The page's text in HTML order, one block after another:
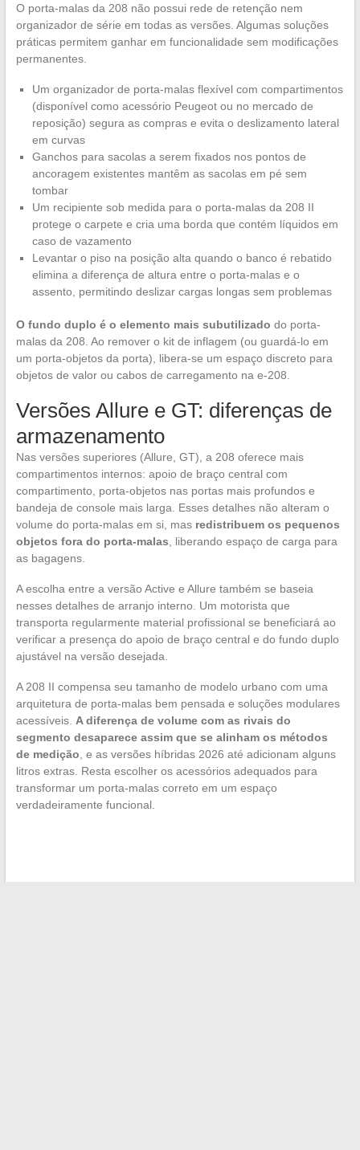
O porta-malas da 208 não possui rede de retenção nem
organizador de série em todas as versões. Algumas soluções
práticas permitem ganhar em funcionalidade sem modificações
permanentes.
Um organizador de porta-malas flexível com compartimentos
(disponível como acessório Peugeot ou no mercado de
reposição) segura as compras e evita o deslizamento lateral
em curvas
Ganchos para sacolas a serem fixados nos pontos de
ancoragem existentes mantêm as sacolas em pé sem
tombar
Um recipiente sob medida para o porta-malas da 208 II
protege o carpete e cria uma borda que contém líquidos em
caso de vazamento
Levantar o piso na posição alta quando o banco é rebatido
elimina a diferença de altura entre o porta-malas e o
assento, permitindo deslizar cargas longas sem problemas
O fundo duplo é o elemento mais subutilizado do porta-
malas da 208. Ao remover o kit de inflagem (ou guardá-lo em
um porta-objetos da porta), libera-se um espaço discreto para
objetos de valor ou cabos de carregamento na e-208.
Versões Allure e GT: diferenças de
armazenamento
Nas versões superiores (Allure, GT), a 208 oferece mais
compartimentos internos: apoio de braço central com
compartimento, porta-objetos nas portas mais profundos e
bandeja de console mais larga. Esses detalhes não alteram o
volume do porta-malas em si, mas redistribuem os pequenos
objetos fora do porta-malas, liberando espaço de carga para
as bagagens.
A escolha entre a versão Active e Allure também se baseia
nesses detalhes de arranjo interno. Um motorista que
transporta regularmente material profissional se beneficiará ao
verificar a presença do apoio de braço central e do fundo duplo
ajustável na versão desejada.
A 208 II compensa seu tamanho de modelo urbano com uma
arquitetura de porta-malas bem pensada e soluções modulares
acessíveis. A diferença de volume com as rivais do
segmento desaparece assim que se alinham os métodos
de medição, e as versões híbridas 2026 até adicionam alguns
litros extras. Resta escolher os acessórios adequados para
transformar um porta-malas correto em um espaço
verdadeiramente funcional.